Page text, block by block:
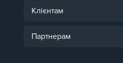
Клієнтам
Партнерам